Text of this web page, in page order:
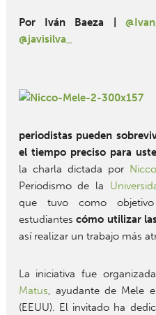
Por Iván Baeza |
@javisilva_
periodistas pueden
el tiempo preciso para
la charla dictada por
Periodismo de la
que tuvo como
estudiantescómo utilizar
así realizar un trabajo más
La iniciativa fue
Matus, ayudante de Mele
(EEUU). El invitado ha